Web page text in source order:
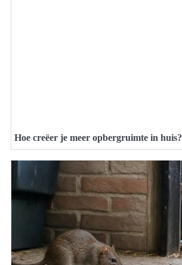
Hoe creëer je meer opbergruimte in huis?